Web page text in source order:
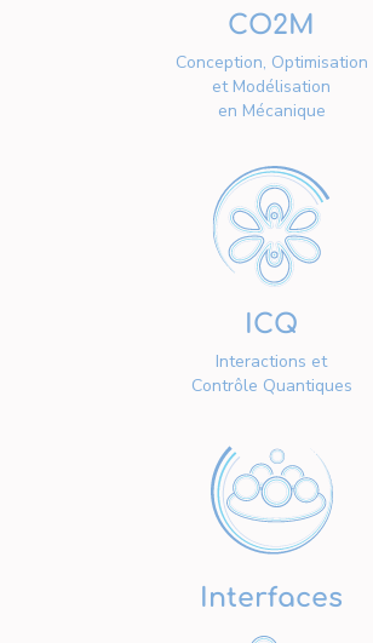
CO2M
Conception, Optimisation
et Modélisation
en Mécanique
ICQ
Interactions et
Contrôle Quantiques
Interfaces